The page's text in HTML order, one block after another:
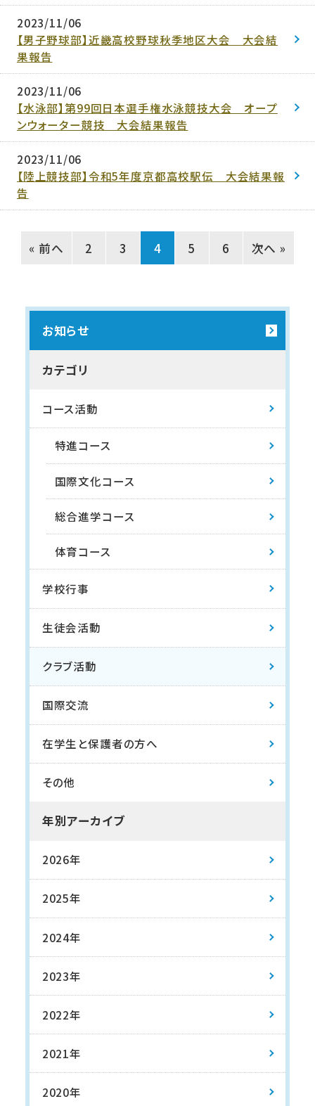
2023/11/06
【男子野球部】近畿高校野球秋季地区大会 大会結
果報告
2023/11/06
【水泳部】第99回日本選手権水泳競技大会 オープ
ンウォーター競技 大会結果報告
2023/11/06
【陸上競技部】令和5年度京都高校駅伝 大会結果報
告
« 前へ 2 3 4 5 6 次へ »
お知らせ
カテゴリ
コース活動
特進コース
国際文化コース
総合進学コース
体育コース
学校行事
生徒会活動
クラブ活動
国際交流
在学生と保護者の方へ
その他
年別アーカイブ
2026年
2025年
2024年
2023年
2022年
2021年
2020年